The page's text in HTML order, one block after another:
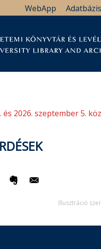
WebApp
2026. szeptember 5.
Illusztráció